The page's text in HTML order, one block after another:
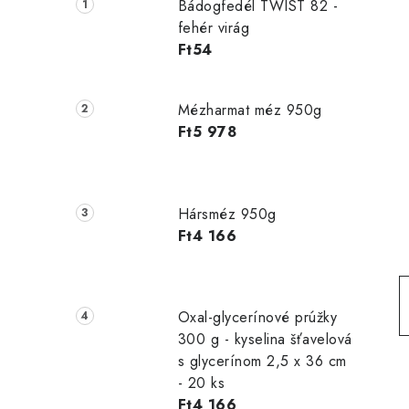
s
a
l
Bádogfedél TWIST 82 -
fehér virág
Ft54
Mézharmat méz 950g
Ft5 978
Hársméz 950g
Ft4 166
Oxal-glycerínové prúžky
300 g - kyselina šťavelová
s glycerínom 2,5 x 36 cm
- 20 ks